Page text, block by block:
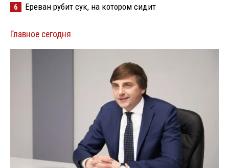
6 Ереван рубит сук, на котором сидит
Главное сегодня